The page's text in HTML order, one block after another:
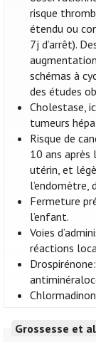
risque
étendu ou
7j d’arrêt).
schémas à
des études
Cholestase,
tumeurs
Risque de
10 ans après
utérin, et
l’endomètre,
Fermeture
l’enfant.
Voies
réactions
Grossesse et